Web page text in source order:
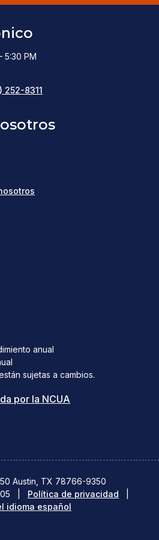
5:30 PM
252-8311
anual
sujetas a cambios.
por la NCUA
abre
una
nueva
Austin, TX 78766-9350
Política de privacidad
idioma español